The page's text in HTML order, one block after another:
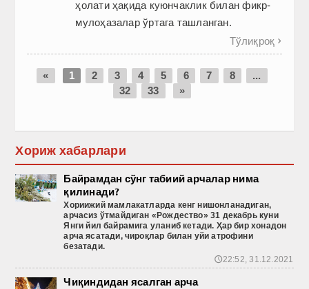
ҳолати ҳақида куюнчаклик билан фикр-
мулоҳазалар ўртага ташланган.
Тўлиқроқ 
« 1 2 3 4 5 6 7 8
...
32
33 »
Хориж хабарлари
Байрамдан сўнг табиий арчалар нима
қилинади?
Хориижиймамлакатларда кенг нишонланадиган,
арчасиз ўтмайдиган «Рождество» 31 декабрькуни
Янги йил байрамига уланибкетади. Ҳар бир хонадон
арча ясатади, чироқлар билан уйи атрофини
безатади.
🕔22:52, 31.12.2021
Чиқиндидан ясалган арча